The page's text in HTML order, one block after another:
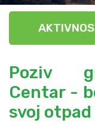
Poziv
Centar -
svoj otpad